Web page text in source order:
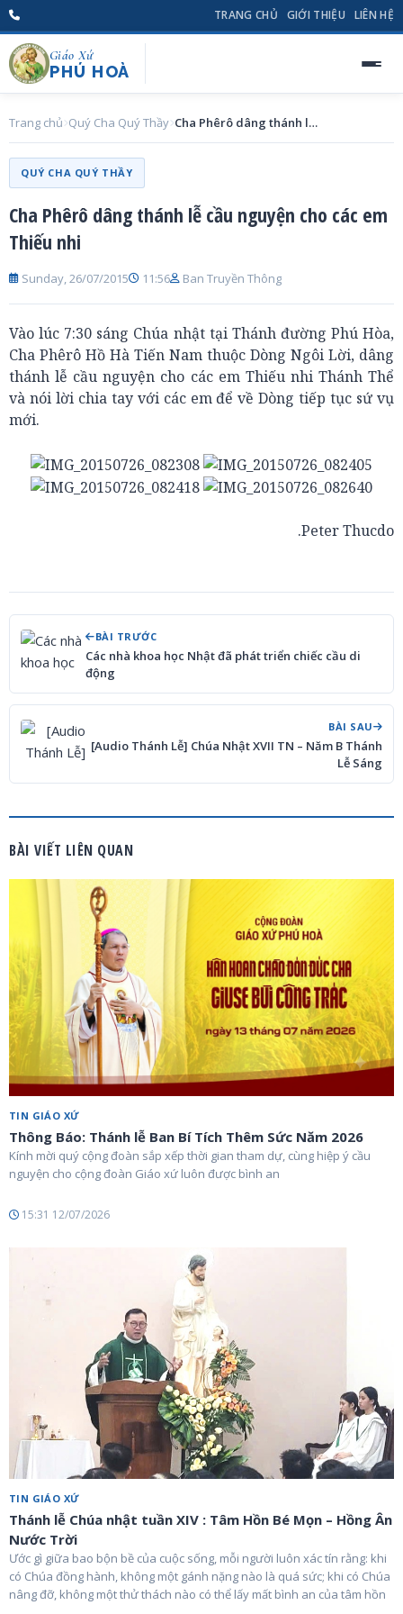
TRANG CHỦ GIỚI THIỆU LIÊN HỆ
Giáo Xứ
PHÚ HOÀ
Trang chủ Quý Cha Quý Thầy Cha Phêrô dâng thánh lễ cầu nguyện cho các em Thiếu nhi
QUÝ CHA QUÝ THẦY
Cha Phêrô dâng thánh lễ cầu nguyện cho các em
Thiếu nhi
Sunday, 26/07/2015 11:56 Ban Truyền Thông
Vào lúc 7:30 sáng Chúa nhật tại Thánh đường Phú Hòa,
Cha Phêrô Hồ Hà Tiến Nam thuộc Dòng Ngôi Lời, dâng
thánh lễ cầu nguyện cho các em Thiếu nhi Thánh Thể
và nói lời chia tay với các em để về Dòng tiếp tục sứ vụ
mới.
Peter Thucdo.
BÀI TRƯỚC
Các nhà khoa học Nhật đã phát triển chiếc cầu di
động
BÀI SAU
[Audio Thánh Lễ] Chúa Nhật XVII TN – Năm B Thánh
Lễ Sáng
BÀI VIẾT LIÊN QUAN
TIN GIÁO XỨ
Thông Báo: Thánh lễ Ban Bí Tích Thêm Sức Năm 2026
Kính mời quý cộng đoàn sắp xếp thời gian tham dự, cùng hiệp ý cầu
nguyện cho cộng đoàn Giáo xứ luôn được bình an
15:31 12/07/2026
TIN GIÁO XỨ
Thánh lễ Chúa nhật tuần XIV : Tâm Hồn Bé Mọn – Hồng Ân
Nước Trời
Ước gì giữa bao bộn bề của cuộc sống, mỗi người luôn xác tín rằng: khi
có Chúa đồng hành, không một gánh nặng nào là quá sức; khi có Chúa
nâng đỡ, không một thử thách nào có thể lấy mất bình an của tâm hồn